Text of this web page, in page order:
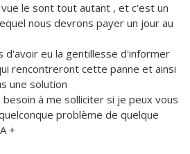
le sont tout autant , et c'est un
nous devrons payer un jour au
d'avoir eu la gentillesse d'informer
rencontreront cette panne et ainsi
une solution
à me solliciter si je peux vous
problème de quelque
+